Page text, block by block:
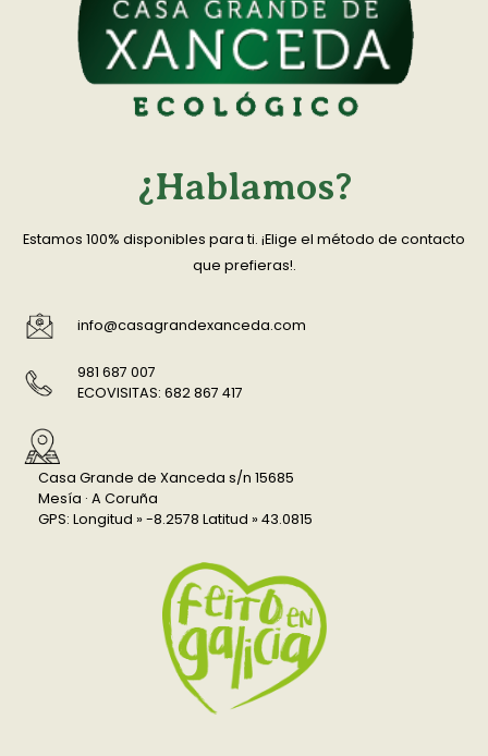
¿Hablamos?
Estamos 100% disponibles para ti. ¡Elige el método de contacto
que prefieras!.
info@casagrandexanceda.com
981 687 007
ECOVISITAS: 682 867 417
Casa Grande de Xanceda s/n 15685
Mesía · A Coruña
GPS: Longitud » -8.2578 Latitud » 43.0815